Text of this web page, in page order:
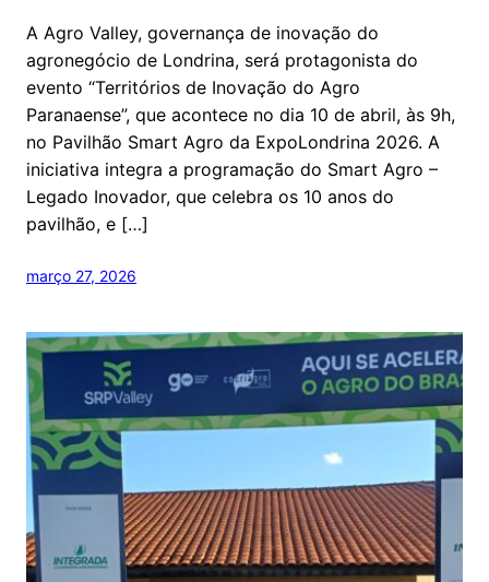
A Agro Valley, governança de inovação do
agronegócio de Londrina, será protagonista do
evento “Territórios de Inovação do Agro
Paranaense”, que acontece no dia 10 de abril, às 9h,
no Pavilhão Smart Agro da ExpoLondrina 2026. A
iniciativa integra a programação do Smart Agro –
Legado Inovador, que celebra os 10 anos do
pavilhão, e […]
março 27, 2026